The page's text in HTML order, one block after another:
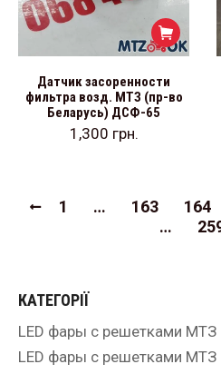
Датчик засоренности
фильтра возд. МТЗ (пр-во
Беларусь) ДСФ-65
1,300 грн.
1 … 163 164
…
КАТЕГОРІЇ
LED фары с решетками МТЗ
LED фары с решетками МТЗ